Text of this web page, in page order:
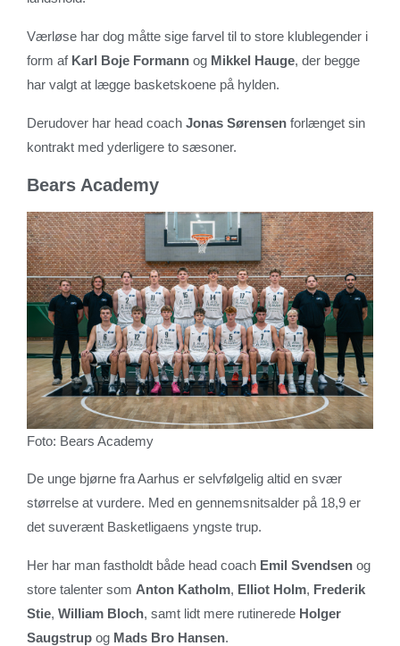
Værløse har dog måtte sige farvel til to store klublegender i
form af Karl Boje Formann og Mikkel Hauge, der begge
har valgt at lægge basketskoene på hylden.
Derudover har head coach Jonas Sørensen forlænget sin
kontrakt med yderligere to sæsoner.
Bears Academy
Foto: Bears Academy
De unge bjørne fra Aarhus er selvfølgelig altid en svær
størrelse at vurdere. Med en gennemsnitsalder på 18,9 er
det suverænt Basketligaens yngste trup.
Her har man fastholdt både head coach Emil Svendsen og
store talenter som Anton Katholm, Elliot Holm, Frederik
Stie, William Bloch, samt lidt mere rutinerede Holger
Saugstrup og Mads Bro Hansen.